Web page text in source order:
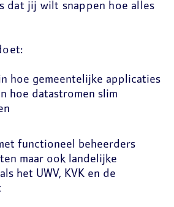
dat jij wilt snappen hoe alles
hoe gemeentelijke applicaties
hoe datastromen slim
functioneel beheerders
maar ook landelijke
het UWV, KVK en de